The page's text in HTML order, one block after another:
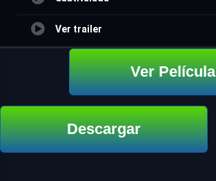
Ver trailer
Ver Película
Descargar